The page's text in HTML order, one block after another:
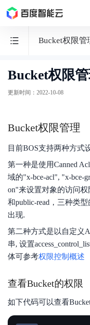
Bucket权限管
BOS
对
储
功能发布记录
产品公告
安全与合规
产品描述
Bucket权限
更新时间 ： 2022-10-08
Bucket权限管理
目前BOS支持两种方式
第一种是使用Canned
域的"x-bce-acl", "x-bce-
on"来设置对象的访问
和public-read，三种类
出现.
第二种方式是以自定义
串, 设置
体可参考权限控制概述
查看Bucket的权限
如下代码可以查看